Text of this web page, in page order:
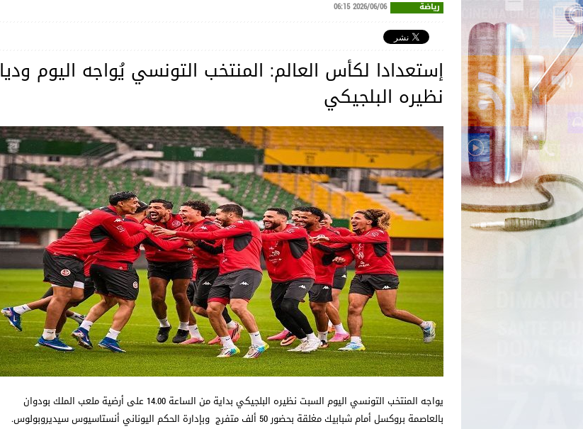
رياضة 2026/06/06 06:15
إستعدادا لكأس العالم: المنتخب التونسي يُواجه اليوم وديا
نظيره البلجيكي
يواجه المنتخب التونسي اليوم السبت نظيره البلجيكي بداية من الساعة 14.00 على أرضية ملعب الملك بودوان
بالعاصمة بروكسل أمام شبابيك مغلقة بحضور 50 ألف متفرج وبإدارة الحكم اليوناني أنستاسيوس سيديروبولوس.